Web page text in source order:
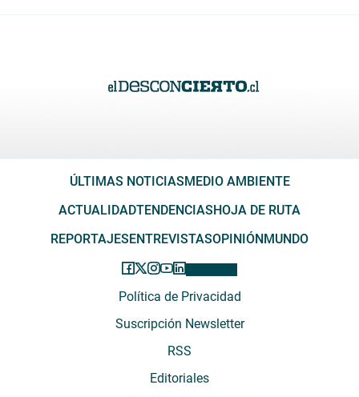
ÚLTIMAS NOTICIAS MEDIO AMBIENTE
ACTUALIDADTENDENCIAS HOJA DE RUTA
REPORTAJES ENTREVISTASOPINIÓN MUNDO
Política de Privacidad
Suscripción Newsletter
RSS
Editoriales